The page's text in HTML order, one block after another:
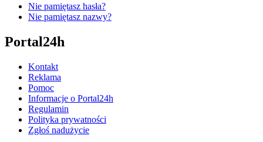
Nie pamiętasz hasła?
Nie pamiętasz nazwy?
Portal24h
Kontakt
Reklama
Pomoc
Informacje o Portal24h
Regulamin
Polityka prywatności
Zgłoś nadużycie